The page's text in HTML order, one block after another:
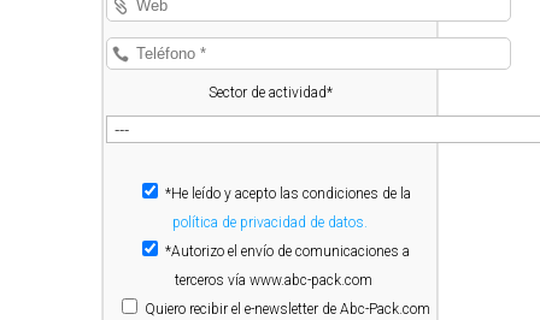
Sector de actividad*
*He leído y acepto las condiciones de la
política de privacidad de datos.
*Autorizo el envío de comunicaciones a
terceros vía www.abc-pack.com
Quiero recibir el e-newsletter de Abc-Pack.com